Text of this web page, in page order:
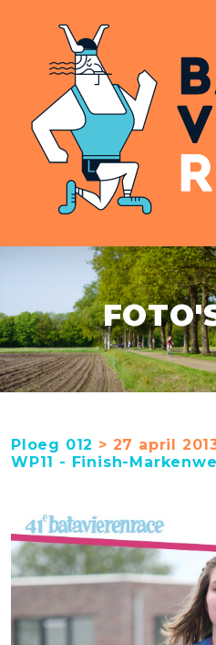
Ploeg 012 > 27 april
WP11 - Finish-